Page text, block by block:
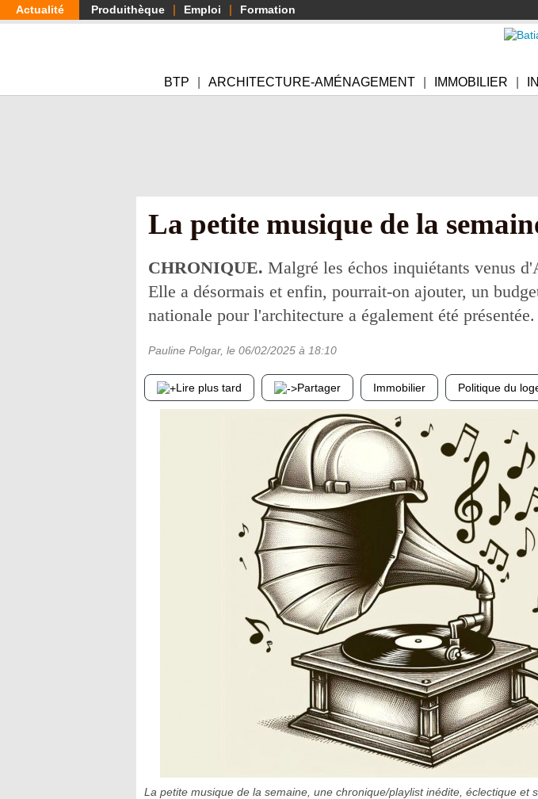
Aller
au
Actualité Produithèque Emploi Formation
BTP ARCHITECTURE-AMÉNAGEMENT IMMOBILIER
La petite musique de la
CHRONIQUE. Malgré les échos inquiétants venus
Elle a désormais et enfin, pourrait-on ajouter, un
nationale pour l'architecture a également été présentée.
Pauline Polgar, le 06/02/2025 à 18:10
Lire plus tard Partager Immobilier Politique du
La petite musique de la semaine, une chronique/playlist inédite, éclectique et